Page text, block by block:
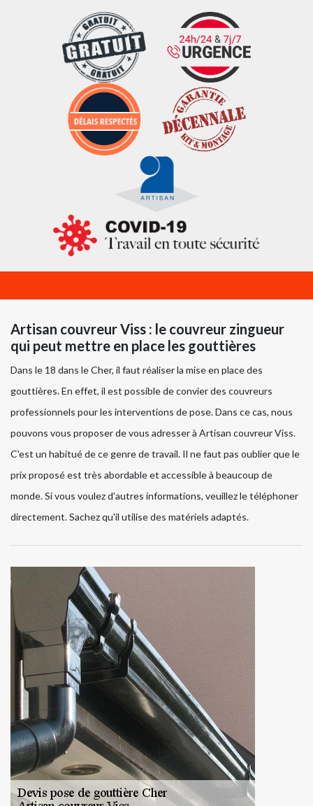
Artisan couvreur Viss : le couvreur zingueur
qui peut mettre en place les gouttières
Dans le 18 dans le Cher, il faut réaliser la mise en place des
gouttières. En effet, il est possible de convier des couvreurs
professionnels pour les interventions de pose. Dans ce cas, nous
pouvons vous proposer de vous adresser à Artisan couvreur Viss.
C'est un habitué de ce genre de travail. Il ne faut pas oublier que le
prix proposé est très abordable et accessible à beaucoup de
monde. Si vous voulez d'autres informations, veuillez le téléphoner
directement. Sachez qu'il utilise des matériels adaptés.